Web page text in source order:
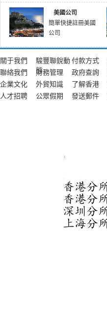
美國公司
簡單快捷註冊美國
公司
關于我們
駿豐聯銳動
態
付款方式
聯絡我們
財務管理 政府查詢
企業文化
外貿知識 了解香港
人才招聘
公眾假期 發送郵件